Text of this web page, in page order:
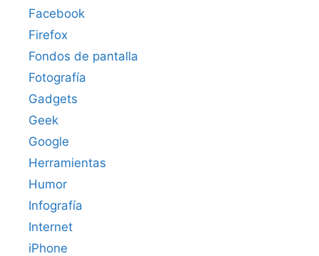
Facebook
Firefox
Fondos de pantalla
Fotografía
Gadgets
Geek
Google
Herramientas
Humor
Infografía
Internet
iPhone